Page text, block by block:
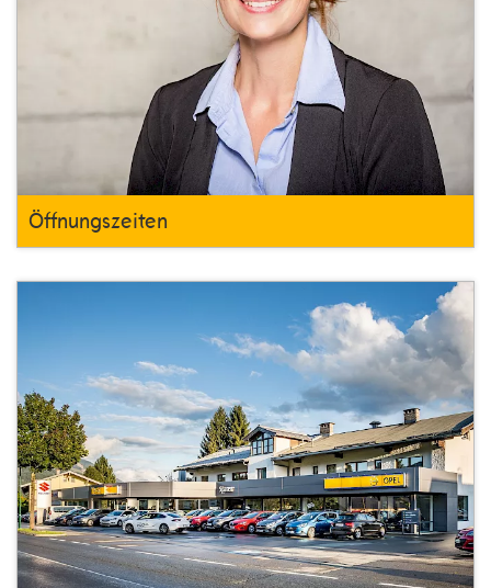
Öffnungszeiten